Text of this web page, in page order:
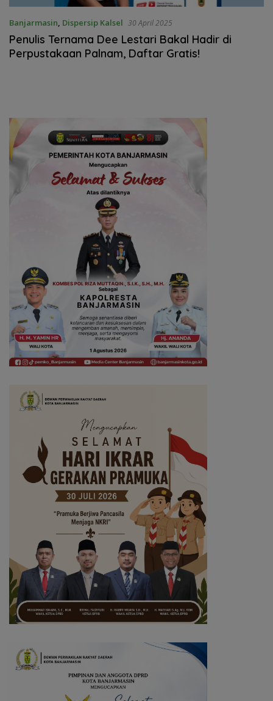
Banjarmasin, Dispersip Kalsel 30 April 2025
Penulis Ternama Dee Lestari Bakal Hadir di
Perpustakaan Palnam, Daftar Gratis!